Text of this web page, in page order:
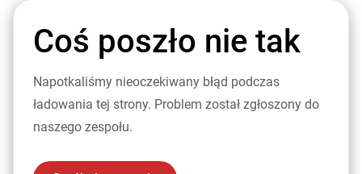
Coś poszło nie tak
Napotkaliśmy nieoczekiwany błąd podczas
ładowania tej strony. Problem został zgłoszony do
naszego zespołu.